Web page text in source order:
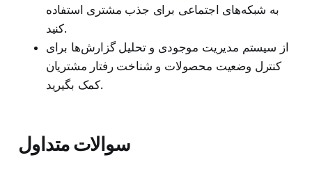
به شبکه‌های اجتماعی برای جذب مشتری استفاده
کنید.
از سیستم مدیریت موجودی و تحلیل گزارش‌ها برای
کنترل وضعیت محصولات و شناخت رفتار مشتریان
کمک بگیرید.
سوالات متداول